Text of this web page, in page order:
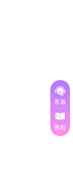
客服
教程